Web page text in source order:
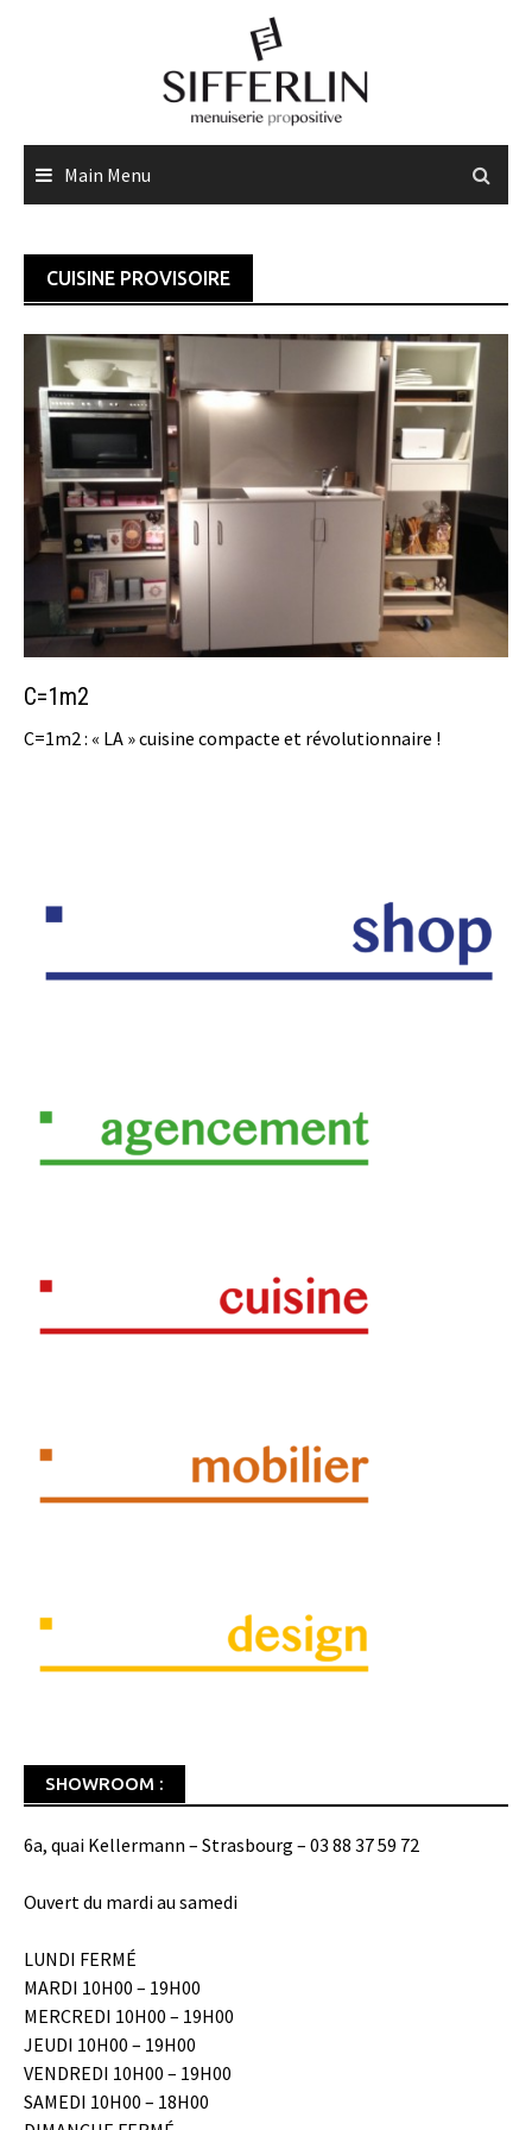
Main Menu
CUISINE PROVISOIRE
C=1m2
C=1m2 : « LA » cuisine compacte et révolutionnaire !
SHOWROOM :
6a, quai Kellermann – Strasbourg – 03 88 37 59 72
Ouvert du mardi au samedi
LUNDI FERMÉ
MARDI 10H00 – 19H00
MERCREDI 10H00 – 19H00
JEUDI 10H00 – 19H00
VENDREDI 10H00 – 19H00
SAMEDI 10H00 – 18H00